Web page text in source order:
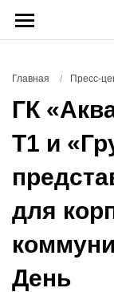
Главная / Пресс-
ГК
Т1 и
для
День